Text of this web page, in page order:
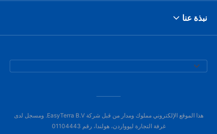
نبذة عنا
هذا الموقع الإلكتروني مملوك ومدار من قبل شركة EasyTerra B.V. ومسجل لدى
غرفة التجارة ليوواردن، هولندا، رقم 01104443